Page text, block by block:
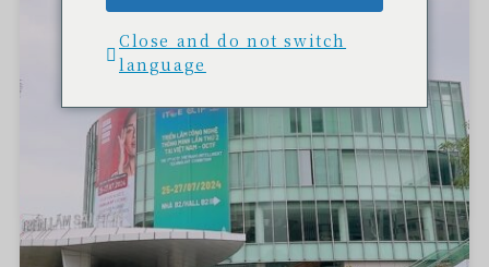
Close and do not switch
language